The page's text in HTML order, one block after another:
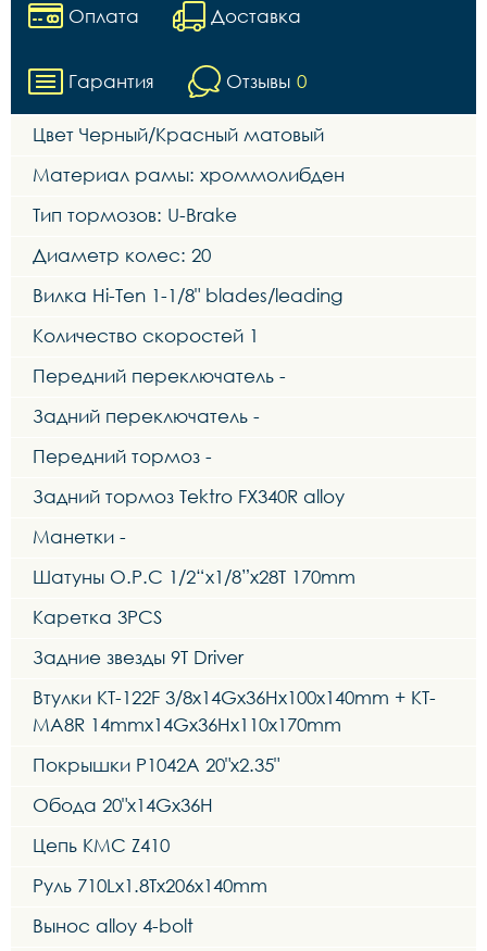
Оплата Доставка
Гарантия Отзывы 0
Цвет Черный/Красный матовый
Материал рамы: хроммолибден
Тип тормозов: U-Brake
Диаметр колес: 20
Вилка Hi-Ten 1-1/8" blades/leading
Количество скоростей 1
Передний переключатель -
Задний переключатель -
Передний тормоз -
Задний тормоз Tektro FX340R alloy
Манетки -
Шатуны O.P.C 1/2“x1/8”x28T 170mm
Каретка 3PCS
Задние звезды 9Т Driver
Втулки KT-122F 3/8x14Gx36Hx100x140mm + KT-
MA8R 14mmx14Gx36Hx110x170mm
Покрышки P1042A 20"x2.35"
Обода 20"x14Gx36H
Цепь KMC Z410
Руль 710Lx1.8Tx206x140mm
Вынос alloy 4-bolt